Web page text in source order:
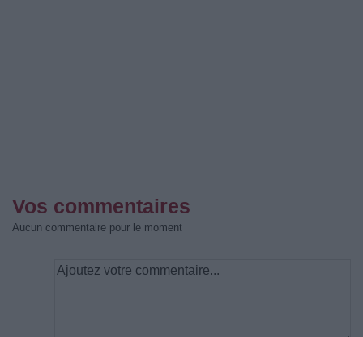
Vos commentaires
Aucun commentaire pour le moment